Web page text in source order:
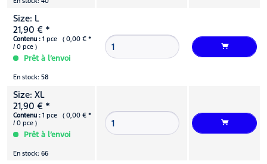
Size: L
21,90 € *
Contenu : 1 pce ( 0,00 € *
/ 0 pce )
Prêt à l’envoi
En stock: 58
Size: XL
21,90 € *
Contenu : 1 pce ( 0,00 € *
/ 0 pce )
Prêt à l’envoi
En stock: 66